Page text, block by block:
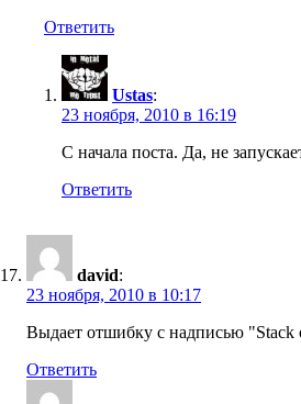
Ответить
Ustas:
23 ноября, 2010 в 16:19
C начала поста. Да, не
Ответить
david:
23 ноября, 2010 в 10:17
Выдает отшибку с надписью "Stack
Ответить